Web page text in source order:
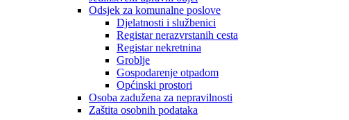
Odsjek za komunalne poslove
Djelatnosti i službenici
Registar nerazvrstanih cesta
Registar nekretnina
Groblje
Gospodarenje otpadom
Općinski prostori
Osoba zadužena za nepravilnosti
Zaštita osobnih podataka